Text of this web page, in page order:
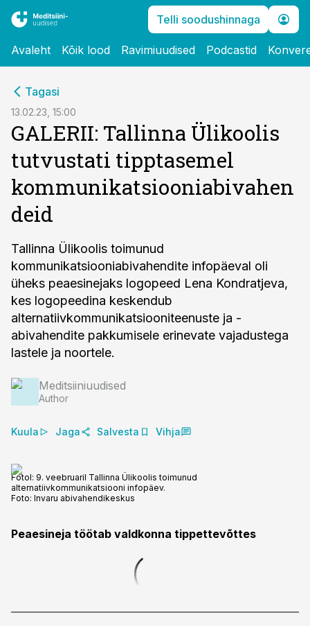
Telli soodushinnaga
Avaleht Kõik lood Ravimiuudised Podcastid
Tagasi
13.02.23, 15:00
GALERII: Tallinna Ülikoolis
tutvustati tipptasemel
kommunikatsiooniabivahen
deid
Tallinna Ülikoolis toimunud
kommunikatsiooniabivahendite infopäeval oli
üheks peaesinejaks logopeed Lena Kondratjeva,
kes logopeedina keskendub
alternatiivkommunikatsiooniteenuste ja -
abivahendite pakkumisele erinevate vajadustega
lastele ja noortele.
Meditsiiniuudised
Author
Kuula Jaga Salvesta Vihja
Fotol: 9. veebruaril Tallinna Ülikoolis toimunud
alternatiivkommunikatsiooni infopäev.
Foto: Invaru abivahendikeskus
Peaesineja töötab valdkonna tippettevõttes